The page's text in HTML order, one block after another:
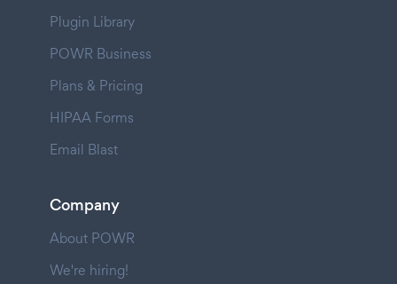
Plugin Library
POWR Business
Plans & Pricing
HIPAA Forms
Email Blast
Company
About POWR
We're hiring!